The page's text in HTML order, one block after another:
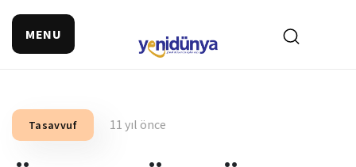
MENU
Tasavvuf 11 yıl önce